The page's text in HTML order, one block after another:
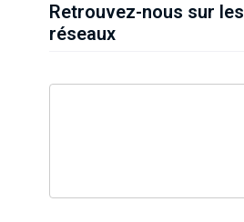
Retrouvez-nous sur les
réseaux